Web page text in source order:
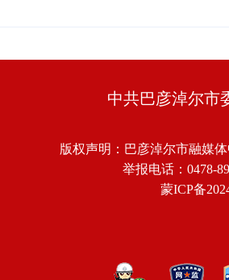
中共巴彦淖尔市
版权声明：巴彦淖尔市融媒
举报电话：0478-
蒙ICP备